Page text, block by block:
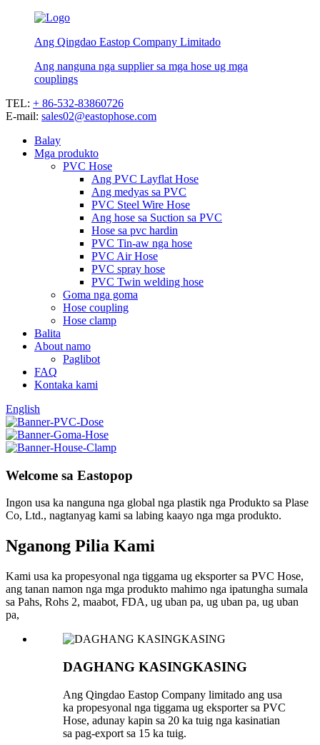
Ang Qingdao Eastop Company Limitado
Ang nanguna nga supplier sa mga hose ug mga
couplings
TEL: + 86-532-83860726
E-mail: sales02@eastophose.com
Balay
Mga produkto
PVC Hose
Ang PVC Layflat Hose
Ang medyas sa PVC
PVC Steel Wire Hose
Ang hose sa Suction sa PVC
Hose sa pvc hardin
PVC Tin-aw nga hose
PVC Air Hose
PVC spray hose
PVC Twin welding hose
Goma nga goma
Hose coupling
Hose clamp
Balita
About namo
Paglibot
FAQ
Kontaka kami
English
Welcome sa Eastopop
Ingon usa ka nanguna nga global nga plastik nga Produkto sa Plase
Co, Ltd., nagtanyag kami sa labing kaayo nga mga produkto.
Nganong Pilia Kami
Kami usa ka propesyonal nga tiggama ug eksporter sa PVC Hose,
ang tanan namon nga mga produkto mahimo nga ipatungha sumala
sa Pahs, Rohs 2, maabot, FDA, ug uban pa, ug uban pa, ug uban
pa,
DAGHANG KASINGKASING
Ang Qingdao Eastop Company limitado ang usa
ka propesyonal nga tiggama ug eksporter sa PVC
Hose, adunay kapin sa 20 ka tuig nga kasinatian
sa pag-export sa 15 ka tuig.